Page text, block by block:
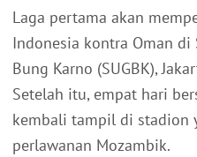
Laga pertama akan
Indonesia kontra Oman di
Bung Karno (SUGBK),
Setelah itu, empat hari
kembali tampil di stadion
perlawanan Mozambik.